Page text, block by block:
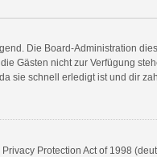
Die Board-Administration
Gästen nicht zur Verfügung
sie schnell erledigt ist und dir
Protection Act of 1998